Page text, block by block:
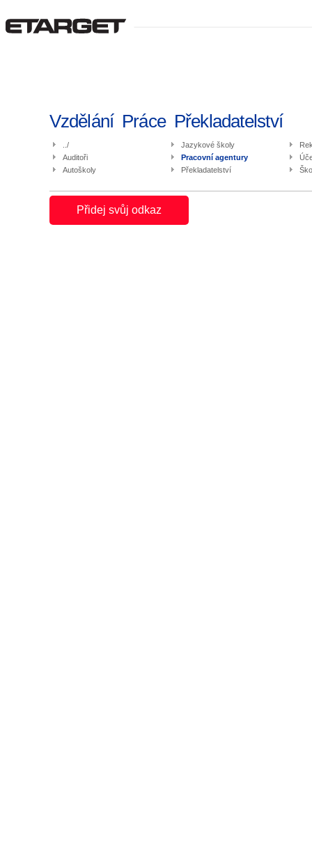
Vzdělání  Práce  Překladatelství
../
Auditoři
Autoškoly
Jazykové školy
Pracovní agentury
Překladatelství
Přidej svůj odkaz